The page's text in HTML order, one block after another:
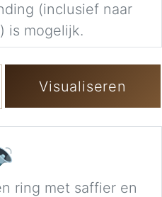
(inclusief naar
is mogelijk.
Visualiseren
ring met saffier en